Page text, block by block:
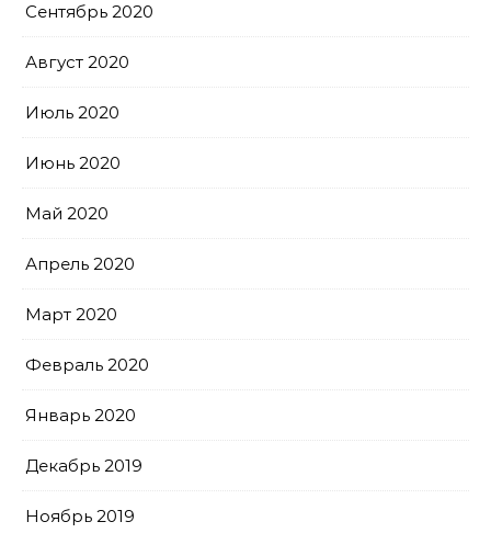
Сентябрь 2020
Август 2020
Июль 2020
Июнь 2020
Май 2020
Апрель 2020
Март 2020
Февраль 2020
Январь 2020
Декабрь 2019
Ноябрь 2019